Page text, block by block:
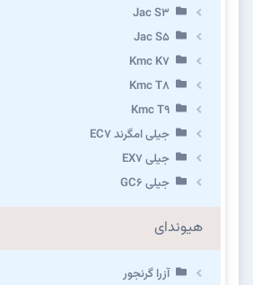
Jac S3
Jac S5
Kmc K7
Kmc T8
Kmc T9
جیلی امگرند EC7
جیلی EX7
جیلی GC6
هیوندای
آزرا گرنجور